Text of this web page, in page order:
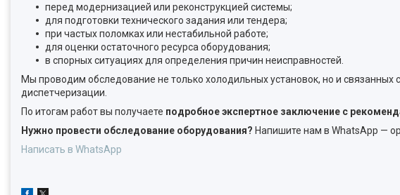
перед модернизацией или реконструкцией системы;
для подготовки технического задания или тендера;
при частых поломках или нестабильной работе;
для оценки остаточного ресурса оборудования;
в спорных ситуациях для определения причин неисправностей.
Мы проводим обследование не только холодильных установок, но и
диспетчеризации.
По итогам работ вы получаете подробное экспертное заключение с
Нужно провести обследование оборудования? Напишите нам в WhatsApp —
Написать в WhatsApp